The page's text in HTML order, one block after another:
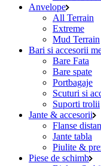
Anvelope
All Terrain
Extreme
Mud Terrain
Bari si accesorii
Bare Fata
Bare spate
Portbagaje
Scuturi si
Suporti trolii
Jante & accesorii
Flanse
Jante tabla
Piulite &
Piese de schimb